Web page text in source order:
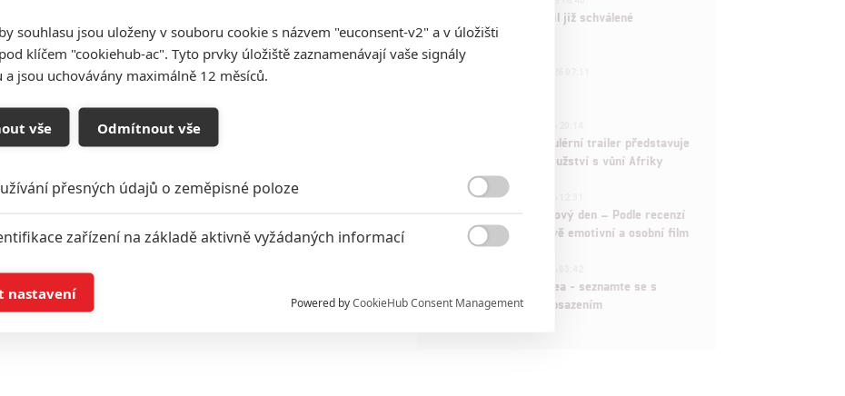
Marvel nečekaně zrušil již schválené
pokračování
433
Děti krve a kostí: Regulérní trailer představuje
akční fantasy dobrodružství s vůní Afriky
ČLÁNEK | 30.07.2026 12:31
Spider-Man: Zbrusu nový den – Podle recenzí
máme čekat překvapivě emotivní a osobní film
Velké preview: Odyssea - seznamte se s
maximálně nabitým obsazením
souhlasu jsou uloženy v souboru cookie s názvem "euconsent-v2" a v úložišti
klíčem "cookiehub-ac". Tyto prvky úložiště zaznamenávají vaše signály
a jsou uchovávány maximálně 12 měsíců.
vše Odmítnout vše
přesných údajů o zeměpisné poloze
zařízení na základě aktivně vyžádaných informací
a/nebo přístup k informacím v zařízení

Powered byCookieHub Consent Management
nastavení